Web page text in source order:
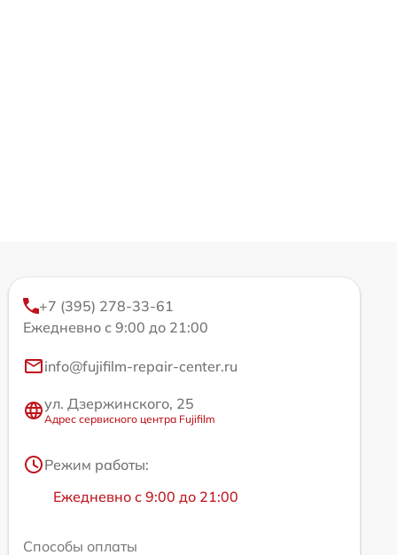
+7 (395) 278-33-61
Ежедневно с 9:00 до 21:00
info@fujifilm-repair-center.ru
ул. Дзержинского, 25
Адрес сервисного центра Fujifilm
Режим работы:
Ежедневно с 9:00 до 21:00
Способы оплаты